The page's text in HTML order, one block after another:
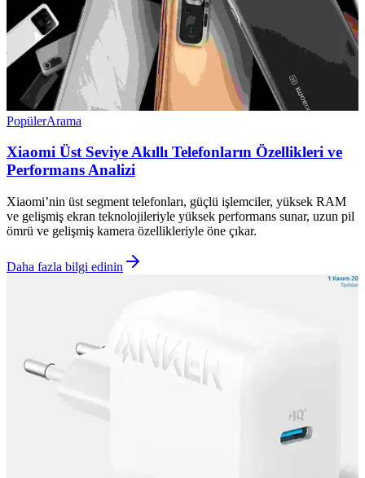
PopülerArama
Xiaomi Üst Seviye Akıllı Telefonların Özellikleri ve
Performans Analizi
Xiaomi’nin üst segment telefonları, güçlü işlemciler, yüksek RAM
ve gelişmiş ekran teknolojileriyle yüksek performans sunar, uzun pil
ömrü ve gelişmiş kamera özellikleriyle öne çıkar.
Daha fazla bilgi edinin